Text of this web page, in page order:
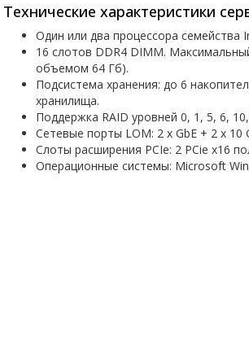
Технические характеристики
Один или два процессора семейства
16 слотов DDR4 DIMM.
объемом 64 Гб).
Подсистема хранения: до 6
хранилища.
Поддержка RAID уровней 0, 1, 5, 6,
Сетевые порты LOM: 2 х GbE + 2 x 10
Слоты расширения PCIe: 2 PCie x16
Операционные системы: Microsoft